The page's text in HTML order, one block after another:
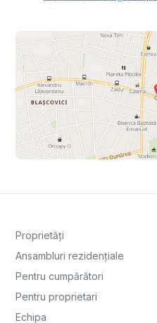
Proprietăți
Ansambluri rezidențiale
Pentru cumpărători
Pentru proprietari
Echipa